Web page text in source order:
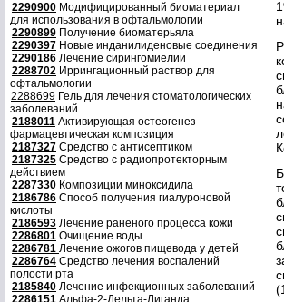
2290900 Модифицированный биоматериал
для использования в офтальмологии
2290899 Получение биоматерьяла
2290397 Новые инданилиденовые соединения
2290186 Лечение сирингомиелии
2288702 Иррингационный раствор для
офтальмологии
2288699 Гель для лечения стоматологических
заболеваний
2188011 Активирующая остеогенез
фармацевтическая композиция
2187327 Средство с антисептиком
2187325 Средство с радиопротекторным
действием
2287330 Композиции миноксидила
2186786 Способ получения гиалуроновой
кислоты
2186593 Лечение раненого процесса кожи
2286801 Очищение воды
2286781 Лечение ожогов пищевода у детей
2286764 Средство лечения воспалений
полости рта
2185840 Лечение инфекционных заболеваний
2286151 Альфа-2-Дельта-Лиганда